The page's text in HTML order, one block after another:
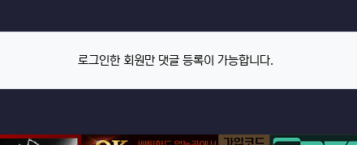
로그인한 회원만 댓글 등록이 가능합니다.